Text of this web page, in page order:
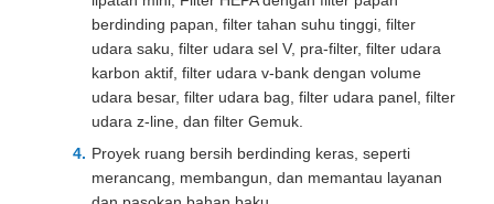
BERITA
KASUS-
KASUS
berdinding papan, filter tahan suhu tinggi, filter
udara saku, filter udara sel V, pra-filter, filter udara
karbon aktif, filter udara v-bank dengan volume
udara besar, filter udara bag, filter udara panel, filter
udara z-line, dan filter Gemuk.
Proyek ruang bersih berdinding keras, seperti
merancang, membangun, dan memantau layanan